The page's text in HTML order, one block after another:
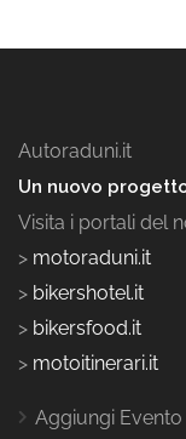
Autoraduni.it
Un nuovo
Visita i portali del
> motoraduni.it
> bikershotel.it
> bikersfood.it
> motoitinerari.it
Aggiungi Evento